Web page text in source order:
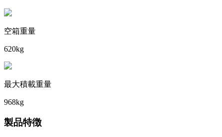
空箱重量
620kg
最大積載重量
968kg
製品特徴